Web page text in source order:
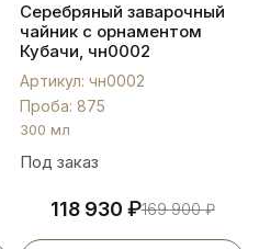
Серебряный заварочный
чайник с орнаментом
Кубачи, чн0002
Артикул: чн0002
Проба: 875
300 мл
Под заказ
118 930 ₽169 900₽